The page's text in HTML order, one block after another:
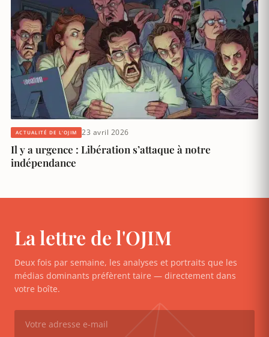
ACTUALITÉ DE L'OJIM 23 avril 2026
Il y a urgence : Libération s’attaque à notre
indépendance
La lettre de l'OJIM
Deux fois par semaine, les analyses et portraits que les
médias dominants préfèrent taire — directement dans
votre boîte.